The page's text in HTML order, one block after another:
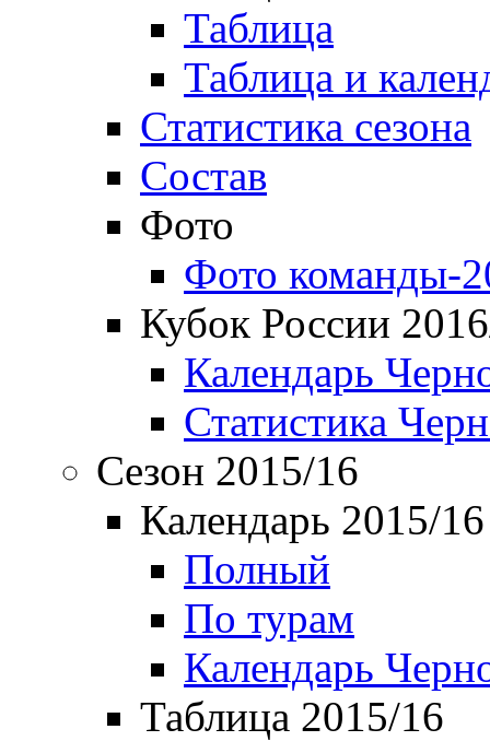
Таблица
Таблица и
Статистика сезона
Состав
Фото
Фото команды-
Кубок России
Календарь
Статистика
Сезон 2015/16
Календарь 2015/16
Полный
По турам
Календарь
Таблица 2015/16